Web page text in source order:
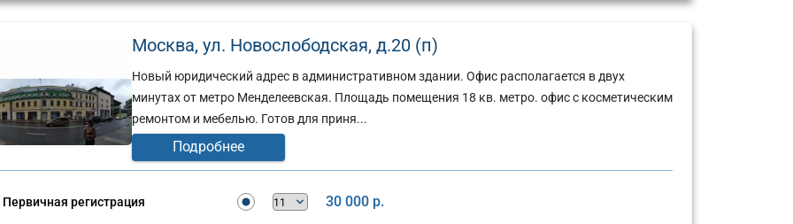
Москва, ул. Новослободская, д.20 (п)
Новый юридический адрес в административном здании. Офис располагается в двух
минутах от метро Менделеевская. Площадь помещения 18 кв. метро. офис с косметическим
ремонтом и мебелью. Готов для приня...
Подробнее
Первичная регистрация 30 000 р.